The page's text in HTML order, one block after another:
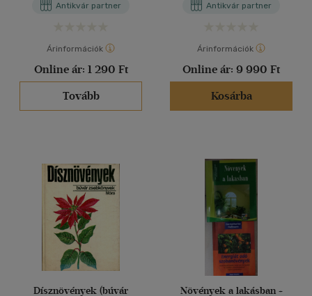
Antikvár partner
Árinformációk
Online ár: 1 290 Ft
Tovább
Antikvár partner
Árinformációk
Online ár: 9 990 Ft
Kosárba
Dísznövények (búvár Növények a lakásban +